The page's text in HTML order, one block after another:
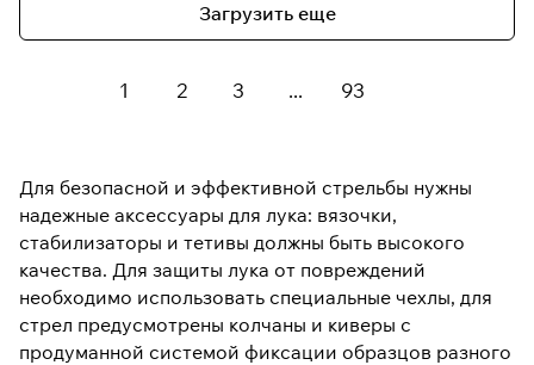
Загрузить еще
1 2 3 ... 93
Для безопасной и эффективной стрельбы нужны
надежные аксессуары для лука: вязочки,
стабилизаторы и тетивы должны быть высокого
качества. Для защиты лука от повреждений
необходимо использовать специальные чехлы, для
стрел предусмотрены колчаны и киверы с
продуманной системой фиксации образцов разного